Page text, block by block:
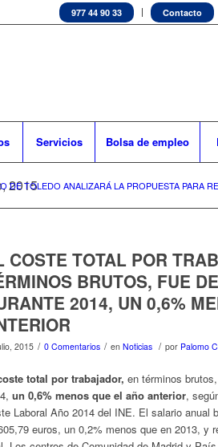
977 44 90 33 Contacto
Servicios Bolsa de empleo
2015
DE TOLEDO ANALIZARÁ LA PROPUESTA PARA
COSTE TOTAL POR
BRUTOS, FUE
2014, UN 0,6%
2015 / 0 Comentarios / en Noticias / por Palomo
total por trabajador, en términos
un 0,6% menos que el año anterior,
Laboral Año 2014 del INE. El salario anual
euros, un 0,2% menos que en 2013, y